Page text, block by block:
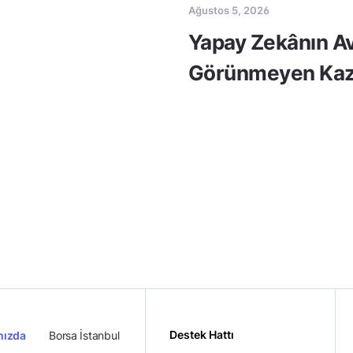
Ağustos 5, 2026
Yapay Zekânın
Görünmeyen
Borsa İstanbul Destek Hattı